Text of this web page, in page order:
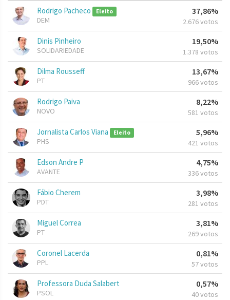
Rodrigo Pacheco Eleito
DEM
37,86%
2.676 votos
Dinis Pinheiro
SOLIDARIEDADE
19,50%
1.378 votos
Dilma Rousseff
PT
13,67%
966 votos
Rodrigo Paiva
NOVO
8,22%
581 votos
Jornalista Carlos Viana Eleito
PHS
5,96%
421 votos
Edson Andre P
AVANTE
4,75%
336 votos
Fábio Cherem
PDT
3,98%
281 votos
Miguel Correa
PT
3,81%
269 votos
Coronel Lacerda
PPL
0,81%
57 votos
Professora Duda Salabert
PSOL
0,57%
40 votos